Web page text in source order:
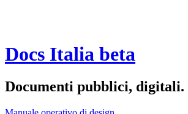
Docs Italia beta
Documenti pubblici, digitali.